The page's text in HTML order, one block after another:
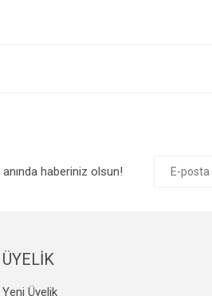
haberiniz olsun!
ÜYELİK
Yeni Üyelik